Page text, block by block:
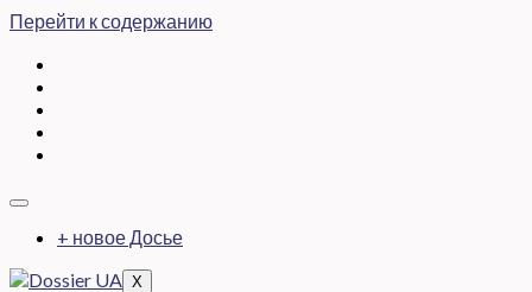
Перейти к содержанию
+ новое Досье
X